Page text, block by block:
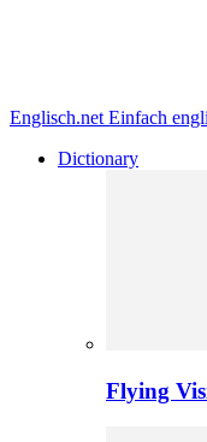
Englisch.net Einfach
Dictionary
Flying